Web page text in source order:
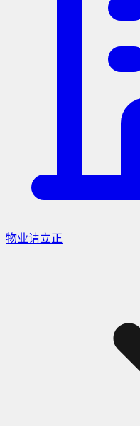
物业请立正